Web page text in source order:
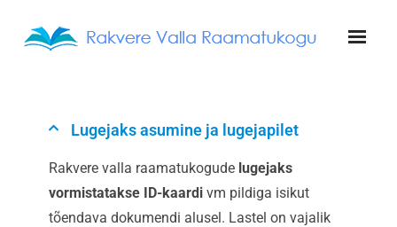
Raamatukogud
Teenused
Muud olulist
Lugejaks asumine ja lugejapilet
Rakvere valla raamatukogude lugejaks
vormistatakse ID-kaardi vm pildiga isikut
tõendava dokumendi alusel. Lastel on vajalik